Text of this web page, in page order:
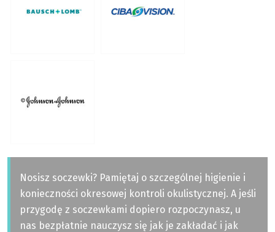
Nosisz soczewki? Pamiętaj o szczególnej higienie i
konieczności okresowej kontroli okulistycznej. A jeśli
przygodę z soczewkami dopiero rozpoczynasz, u
nas bezpłatnie nauczysz się jak je zakładać i jak